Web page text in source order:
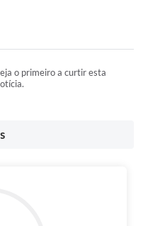
o primeiro a curtir esta